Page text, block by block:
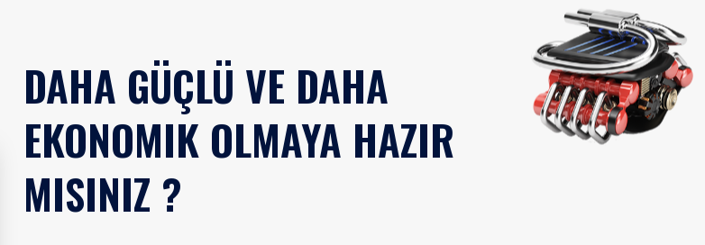
DAHA GÜÇLÜ VE DAHA
EKONOMIK OLMAYA HAZIR
MISINIZ ?